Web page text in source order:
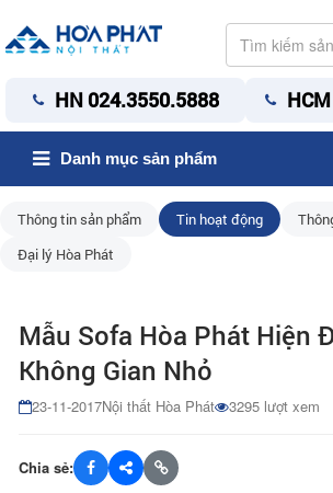
HN 024.3550.5888
Danh mục sản phẩm
Thông tin sản phẩm Tin hoạt động
Đại lý Hòa Phát
Mẫu Sofa Hòa Phát Hiện
Không Gian Nhỏ
23-11-2017Nội thất Hòa Phát 3295 lượt xem
Chia sẻ: